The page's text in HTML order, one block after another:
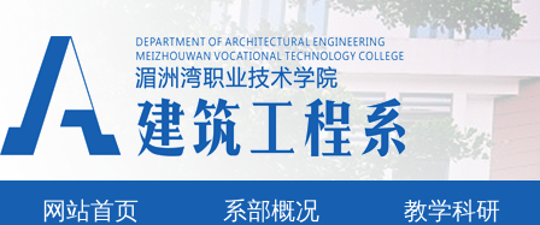
网站首页 系部概况 教学科研